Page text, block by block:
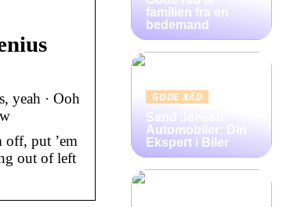
yeah · Ooh
off, put ’em
out of left
familien fra en
bedemand
GODE RÅD
Sand Jensen
Automobiler: Din
Ekspert i Biler